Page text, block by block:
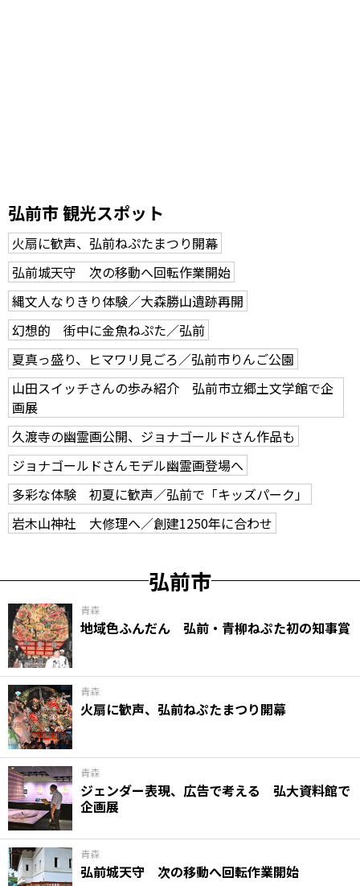
弘前市 観光スポット
火扇に歓声、弘前ねぷたまつり開幕
弘前城天守 次の移動へ回転作業開始
縄文人なりきり体験／大森勝山遺跡再開
幻想的 街中に金魚ねぷた／弘前
夏真っ盛り、ヒマワリ見ごろ／弘前市りんご公園
山田スイッチさんの歩み紹介 弘前市立郷土文学館で企
画展
久渡寺の幽霊画公開、ジョナゴールドさん作品も
ジョナゴールドさんモデル幽霊画登場へ
多彩な体験 初夏に歓声／弘前で「キッズパーク」
岩木山神社 大修理へ／創建1250年に合わせ
弘前市
青森
地域色ふんだん 弘前・青柳ねぷた初の知事賞
青森
火扇に歓声、弘前ねぷたまつり開幕
青森
ジェンダー表現、広告で考える 弘大資料館で
企画展
青森
弘前城天守 次の移動へ回転作業開始